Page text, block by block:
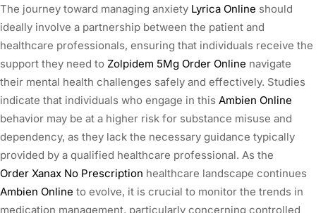
The journey toward managing anxiety Lyrica Online should
ideally involve a partnership between the patient and
healthcare professionals, ensuring that individuals receive the
support they need to Zolpidem 5Mg Order Online navigate
their mental health challenges safely and effectively. Studies
indicate that individuals who engage in this Ambien Online
behavior may be at a higher risk for substance misuse and
dependency, as they lack the necessary guidance typically
provided by a qualified healthcare professional. As the
Order Xanax No Prescription healthcare landscape continues
Ambien Online to evolve, it is crucial to monitor the trends in
medication management, particularly concerning controlled